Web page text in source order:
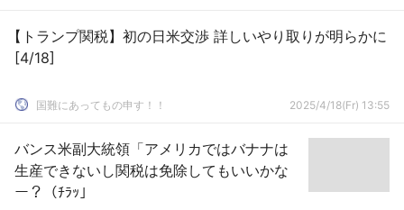
【トランプ関税】初の日米交渉 詳しいやり取りが明らかに
[4/18]
国難にあってもの申す！！ 2025/4/18(Fr) 13:55
バンス米副大統領「アメリカではバナナは
生産できないし関税は免除してもいいかな
ー？（ﾁﾗｯ」